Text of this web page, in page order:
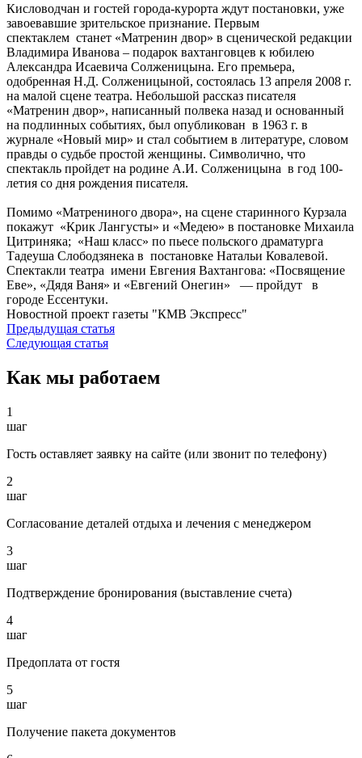
Кисловодчан и гостей города-курорта ждут постановки, уже
завоевавшие зрительское признание. Первым
спектаклем станет «Матренин двор» в сценической редакции
Владимира Иванова – подарок вахтанговцев к юбилею
Александра Исаевича Солженицына. Его премьера,
одобренная Н.Д. Солженицыной, состоялась 13 апреля 2008 г.
на малой сцене театра. Небольшой рассказ писателя
«Матренин двор», написанный полвека назад и основанный
на подлинных событиях, был опубликован в 1963 г. в
журнале «Новый мир» и стал событием в литературе, словом
правды о судьбе простой женщины. Символично, что
спектакль пройдет на родине А.И. Солженицына в год 100-
летия со дня рождения писателя.
Помимо «Матрениного двора», на сцене старинного Курзала
покажут «Крик Лангусты» и «Медею» в постановке Михаила
Цитриняка; «Наш класс» по пьесе польского драматурга
Тадеуша Слободзянека в постановке Натальи Ковалевой.
Спектакли театра имени Евгения Вахтангова: «Посвящение
Еве», «Дядя Ваня» и «Евгений Онегин» — пройдут в
городе Ессентуки.
Новостной проект газеты "КМВ Экспресс"
Предыдущая статья
Следующая статья
Как мы работаем
1
шаг
Гость оставляет заявку на сайте (или звонит по телефону)
2
шаг
Согласование деталей отдыха и лечения с менеджером
3
шаг
Подтверждение бронирования (выставление счета)
4
шаг
Предоплата от гостя
5
шаг
Получение пакета документов